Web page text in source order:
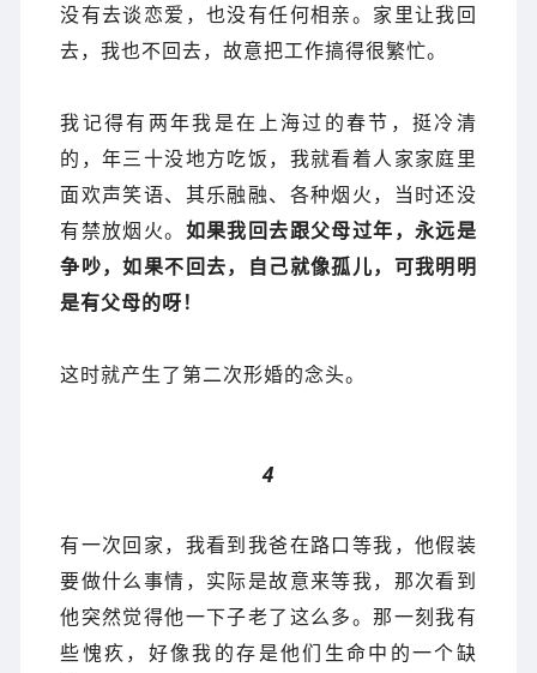
没有去谈恋爱，也没有任何相亲。家里让我回
去，我也不回去，故意把工作搞得很繁忙。
我记得有两年我是在上海过的春节，挺冷清
的，年三十没地方吃饭，我就看着人家家庭里
面欢声笑语、其乐融融、各种烟火，当时还没
有禁放烟火。 如果我回去跟父母过年，永远是
争吵，如果不回去，自己就像孤儿，可我明明
是有父母的呀！
这时就产生了第二次形婚的念头。
4
有一次回家，我看到我爸在路口等我，他假装
要做什么事情，实际是故意来等我，那次看到
他突然觉得他一下子老了这么多。那一刻我有
些愧疚，好像我的存是他们生命中的一个缺